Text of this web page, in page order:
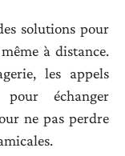
solutions pour
à distance.
les appels
échanger
ne pas perdre